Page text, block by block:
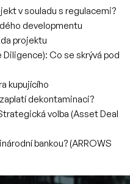
v souladu s regulacemi?
developmentu
projektu
Diligence): Co se skrývá pod
kupujícího
dekontaminaci?
volba (Asset Deal
bankou? (ARROWS